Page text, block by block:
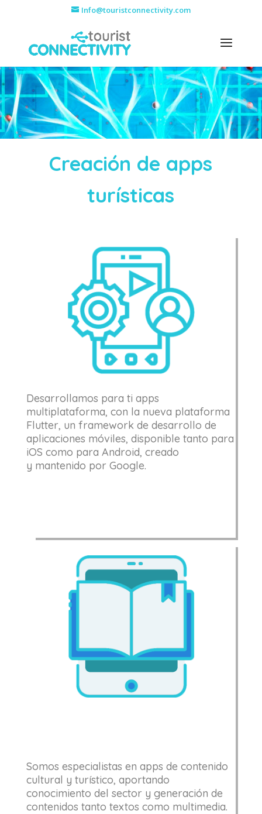
Info@touristconnectivity.com
Creación de apps
turísticas
Desarrollamos para ti apps
multiplataforma, con la nueva plataforma
Flutter, un framework de desarrollo de
aplicaciones móviles, disponible tanto para
iOS como para Android, creado
y mantenido por Google.
Somos especialistas en apps de contenido
cultural y turístico, aportando
conocimiento del sector y generación de
contenidos tanto textos como multimedia.